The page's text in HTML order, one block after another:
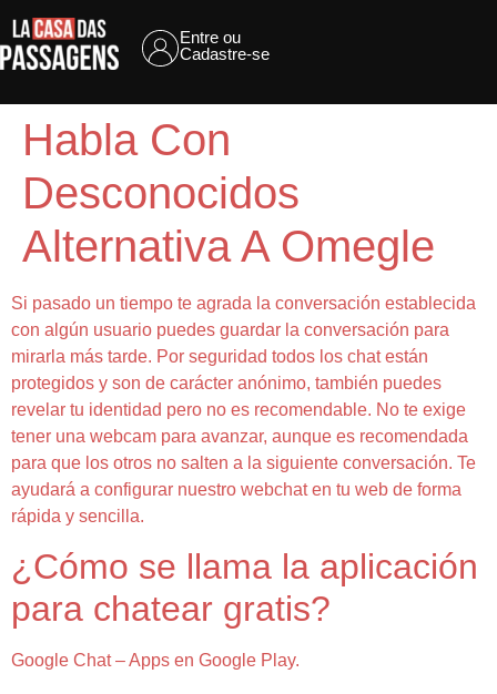
Entre ou
Cadastre-se
Habla Con
Desconocidos
Alternativa A Omegle
Si pasado un tiempo te agrada la conversación establecida
con algún usuario puedes guardar la conversación para
mirarla más tarde. Por seguridad todos los chat están
protegidos y son de carácter anónimo, también puedes
revelar tu identidad pero no es recomendable. No te exige
tener una webcam para avanzar, aunque es recomendada
para que los otros no salten a la siguiente conversación. Te
ayudará a configurar nuestro webchat en tu web de forma
rápida y sencilla.
¿Cómo se llama la aplicación
para chatear gratis?
Google Chat – Apps en Google Play.